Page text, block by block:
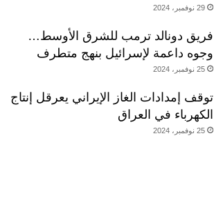
29 نوفمبر، 2024
فريق دونالد ترمب للشرق الأوسط…
وجوه داعمة لإسرائيل بنهج متطرف
25 نوفمبر، 2024
توقف إمدادات الغاز الإيراني يعرقل إنتاج
الكهرباء في العراق
25 نوفمبر، 2024